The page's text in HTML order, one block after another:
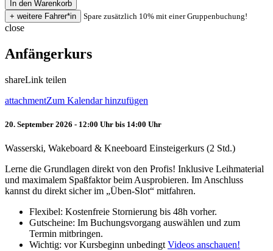
Spare zusätzlich 10% mit einer Gruppenbuchung!
close
Anfängerkurs
shareLink teilen
attachmentZum Kalendar hinzufügen
20. September 2026 - 12:00 Uhr bis 14:00 Uhr
Wasserski, Wakeboard & Kneeboard Einsteigerkurs (2 Std.)
Lerne die Grundlagen direkt von den Profis! Inklusive Leihmaterial
und maximalem Spaßfaktor beim Ausprobieren. Im Anschluss
kannst du direkt sicher im „Üben-Slot“ mitfahren.
Flexibel: Kostenfreie Stornierung bis 48h vorher.
Gutscheine: Im Buchungsvorgang auswählen und zum
Termin mitbringen.
Wichtig: vor Kursbeginn unbedingt Videos anschauen!